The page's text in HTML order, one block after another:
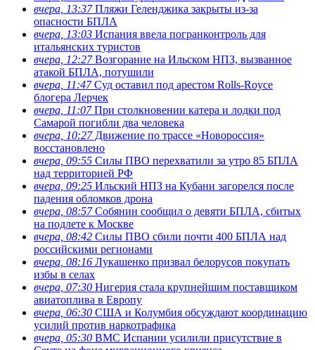
вчера, 13:37Пляжи Геленджика закрыты из-за
опасности БПЛА
вчера, 13:03 Испания ввела погранконтроль для
итальянских туристов
вчера, 12:27Возгорание на Ильском НПЗ, вызванное
атакой БПЛА, потушили
вчера, 11:47Суд оставил под арестом Rolls-Royce
блогера Лерчек
вчера, 11:07При столкновении катера и лодки под
Самарой погибли два человека
вчера, 10:27Движение по трассе «Новороссия»
восстановлено
вчера, 09:55 Силы ПВО перехватили за утро 85 БПЛА
над территорией РФ
вчера, 09:25 Ильский НПЗ на Кубани загорелся после
падения обломков дрона
вчера, 08:57Собянин сообщил о девяти БПЛА, сбитых
на подлете к Москве
вчера, 08:42 Силы ПВО сбили почти 400 БПЛА над
российскими регионами
вчера, 08:16 Лукашенко призвал белорусов покупать
избы в селах
вчера, 07:30 Нигерия стала крупнейшим поставщиком
авиатоплива в Европу
вчера, 06:30 США и Колумбия обсуждают координацию
усилий против наркотрафика
вчера, 05:30 ВМС Испании усилили присутствие в